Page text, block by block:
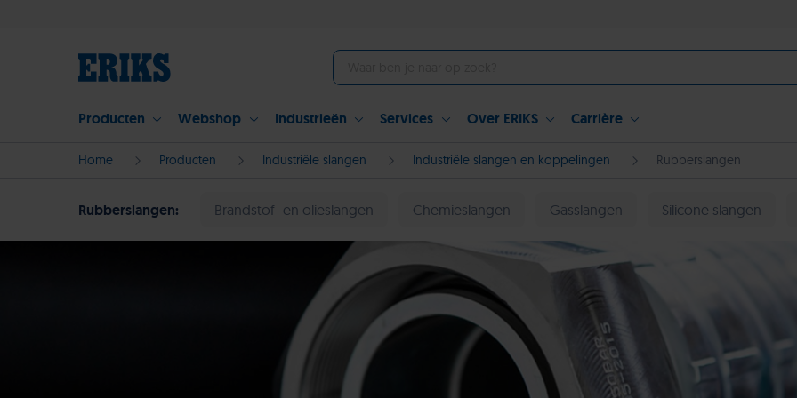
Producten Webshop Industrieën Services Over ERIKS Carrière
Home Producten Industriële slangen Industriële slangen en koppelingen Rubberslangen
Rubberslangen Brandstof- en olieslangen Chemieslangen Gasslangen Silicone slangen